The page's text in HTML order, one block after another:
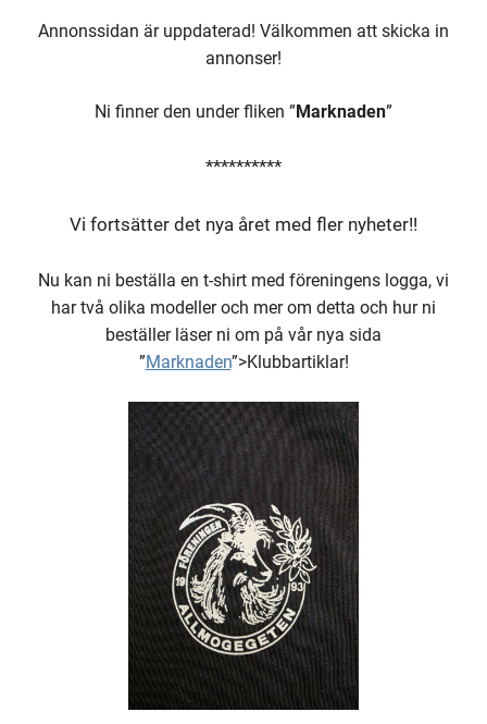
Annonssidan är uppdaterad! Välkommen att skicka in
annonser!
Ni finner den under fliken ”Marknaden”
**********
Vi fortsätter det nya året med fler nyheter!!
Nu kan ni beställa en t-shirt med föreningens logga, vi
har två olika modeller och mer om detta och hur ni
beställer läser ni om på vår nya sida
”Marknaden”>Klubbartiklar!